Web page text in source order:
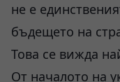
не е
бъдещето на
Това се вижда
От началото на